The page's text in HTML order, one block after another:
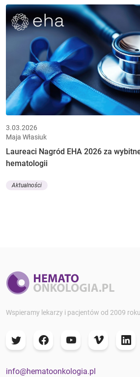
3.03.2026
Maja Własiuk
Laureaci Nagród EHA 2026 za
hematologii
Aktualności
Wspieramy lekarzy i pacjentów od 2009
info@hematoonkologia.pl